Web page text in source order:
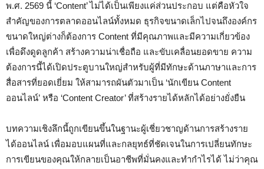
พ.ศ. 2569 นี้ ‘Content’ ไม่ได้เป็นเพียงแค่ส่วนประกอบ แต่คือหัวใจ
สำคัญของการตลาดออนไลน์ทั้งหมด ธุรกิจขนาดเล็กไปจนถึงองค์กร
ขนาดใหญ่ต่างก็ต้องการ Content ที่มีคุณภาพและมีความเกี่ยวข้อง
เพื่อดึงดูดลูกค้า สร้างความน่าเชื่อถือ และขับเคลื่อนยอดขาย ความ
ต้องการนี้ได้เปิดประตูบานใหญ่สำหรับผู้ที่มีทักษะด้านภาษาและการ
สื่อสารที่ยอดเยี่ยม ให้สามารถผันตัวมาเป็น ‘นักเขียน Content
ออนไลน์’ หรือ ‘Content Creator’ ที่สร้างรายได้หลักได้อย่างยั่งยืน
บทความเชิงลึกนี้ถูกเขียนขึ้นในฐานะผู้เชี่ยวชาญด้านการสร้างราย
ได้ออนไลน์ เพื่อมอบแผนที่และกลยุทธ์ที่ชัดเจนในการเปลี่ยนทักษะ
การเขียนของคุณให้กลายเป็นอาชีพที่มั่นคงและทำกำไรได้ ไม่ว่าคุณ